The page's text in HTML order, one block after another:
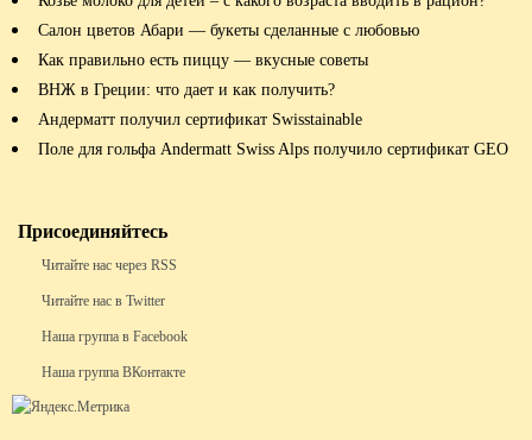
Салон цветов Абари — букеты сделанные с любовью
Как правильно есть пиццу — вкусные советы
ВНЖ в Греции: что дает и как получить?
Андерматт получил сертификат Swisstainable
Поле для гольфа Andermatt Swiss Alps получило сертификат GEO
Присоединяйтесь
Читайте нас через RSS
Читайте нас в Twitter
Наша группа в Facebook
Наша группа ВКонтакте